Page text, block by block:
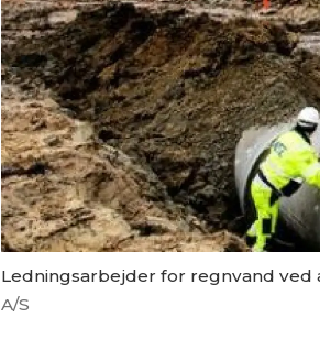
Ledningsarbejder for regnvand ved
A/S